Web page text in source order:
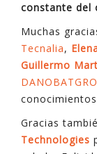
constante del
Muchas
Tecnalia,
Guillermo
Gracias
Technologies